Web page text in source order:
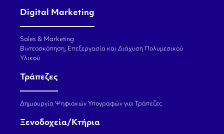
Digital Marketing
Sales & Marketing
Βιντεοσκόπηση, Επεξεργασία και Διάχυση Πολυμεσικού
Υλικού
Τράπεζες
Δημιουργία Ψηφιακών Υπογραφών για Τράπεζες
Ξενοδοχεία/Κτήρια